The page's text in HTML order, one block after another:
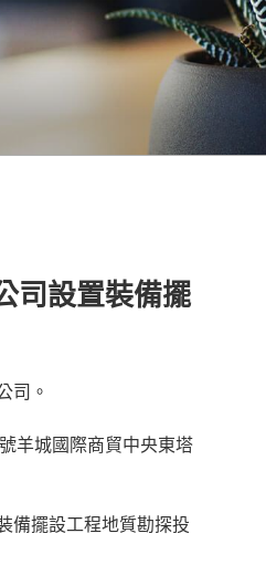
司設置裝備擺
司。
羊城國際商貿中央東塔
擺設工程地質勘探投